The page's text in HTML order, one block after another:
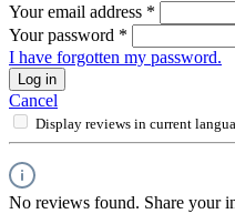
Your email address *
Your password *
I have forgotten my password.
Log in
Cancel
Display reviews in current
No reviews found. Share your